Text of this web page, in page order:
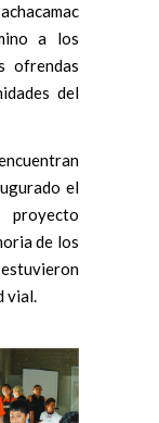
a los
ofrendas
del
el
proyecto
de los
vial.